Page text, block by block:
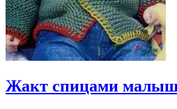
Жакт спицами